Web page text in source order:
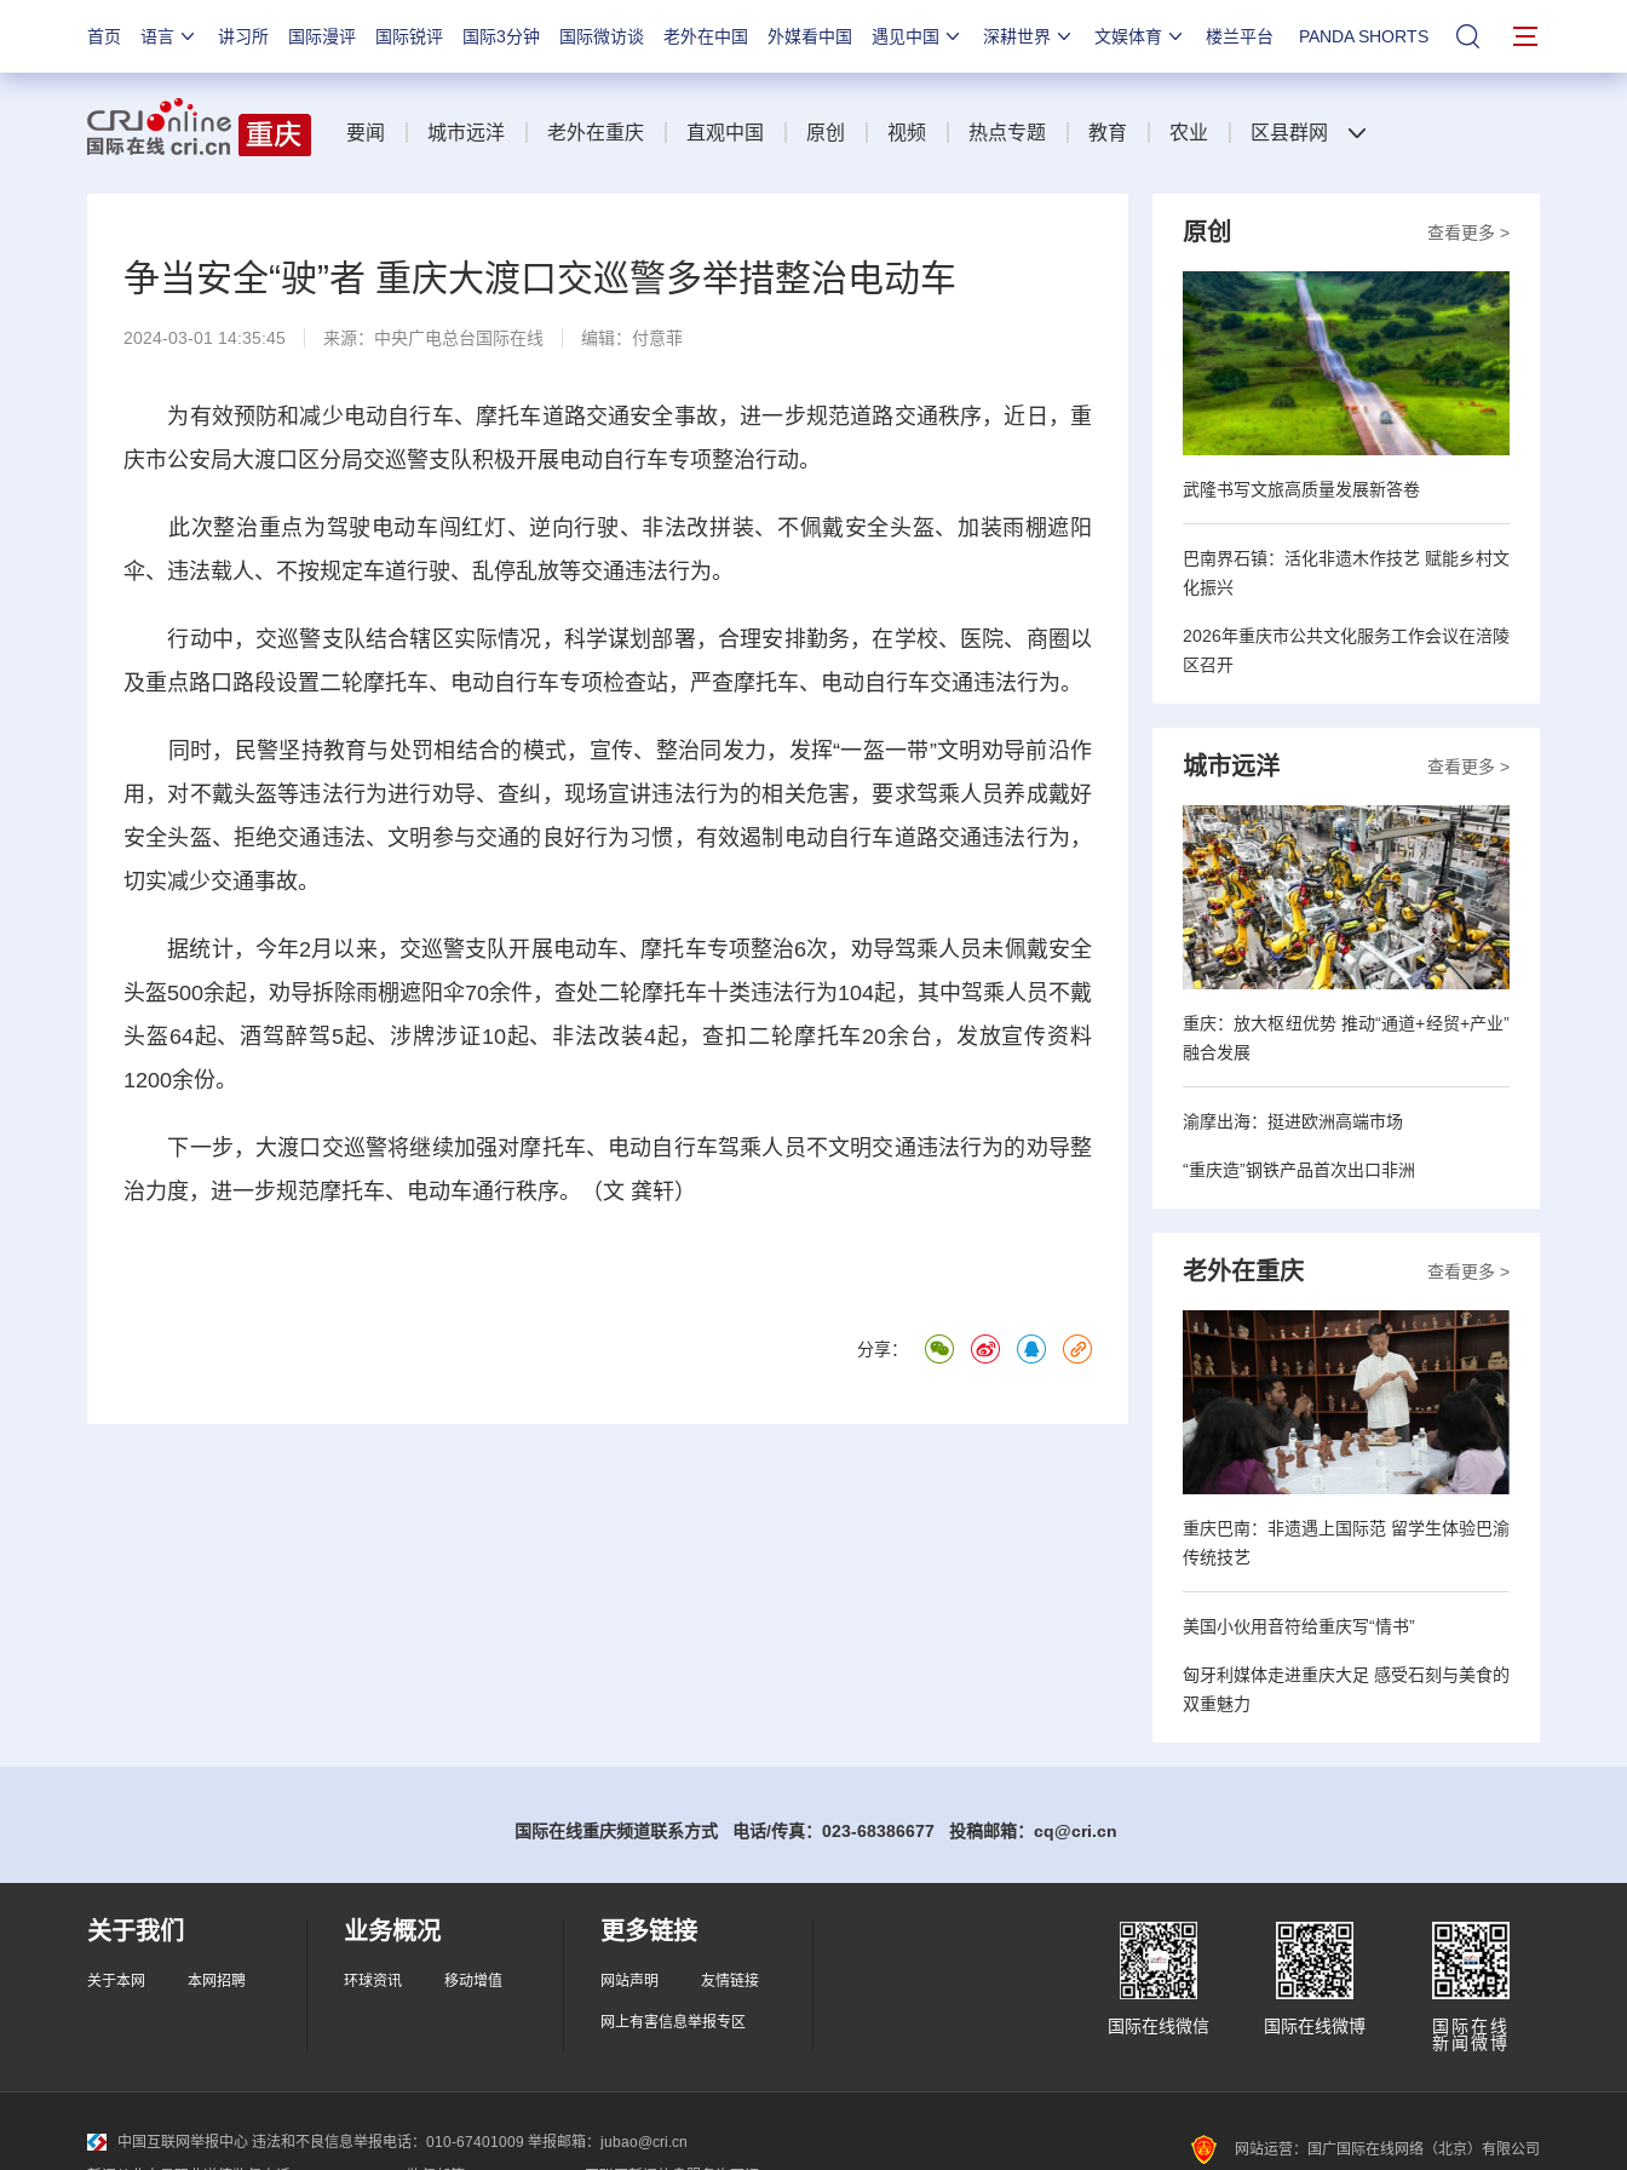
首页 语言 讲习所 国际漫评 国际锐评 国际3分钟 国际微访谈 老外在中国 外媒看中国 遇见中国 深耕世界 文娱体育 楼兰平台 PANDA SHORTS 站内搜索
要闻 城市远洋 老外在重庆 直观中国 原创 视频 热点专题 教育 农业 区县群网
争当安全“驶”者 重庆大渡口交巡警多举措整治电动车
2024-03-01 14:35:45 来源：中央广电总台国际在线 编辑：付意菲
为有效预防和减少电动自行车、摩托车道路交通安全事故，进一步规范道路交通秩序，近日，重
庆市公安局大渡口区分局交巡警支队积极开展电动自行车专项整治行动。
此次整治重点为驾驶电动车闯红灯、逆向行驶、非法改拼装、不佩戴安全头盔、加装雨棚遮阳
伞、违法载人、不按规定车道行驶、乱停乱放等交通违法行为。
行动中，交巡警支队结合辖区实际情况，科学谋划部署，合理安排勤务，在学校、医院、商圈以
及重点路口路段设置二轮摩托车、电动自行车专项检查站，严查摩托车、电动自行车交通违法行为。
同时，民警坚持教育与处罚相结合的模式，宣传、整治同发力，发挥“一盔一带”文明劝导前沿作
用，对不戴头盔等违法行为进行劝导、查纠，现场宣讲违法行为的相关危害，要求驾乘人员养成戴好
安全头盔、拒绝交通违法、文明参与交通的良好行为习惯，有效遏制电动自行车道路交通违法行为，
切实减少交通事故。
据统计，今年2月以来，交巡警支队开展电动车、摩托车专项整治6次，劝导驾乘人员未佩戴安全
头盔500余起，劝导拆除雨棚遮阳伞70余件，查处二轮摩托车十类违法行为104起，其中驾乘人员不戴
头盔64起、酒驾醉驾5起、涉牌涉证10起、非法改装4起，查扣二轮摩托车20余台，发放宣传资料
1200余份。
下一步，大渡口交巡警将继续加强对摩托车、电动自行车驾乘人员不文明交通违法行为的劝导整
治力度，进一步规范摩托车、电动车通行秩序。（文 龚轩）
分享：
查看更多 >
原创
武隆书写文旅高质量发展新答卷
巴南界石镇：活化非遗木作技艺 赋能乡村文
化振兴
2026年重庆市公共文化服务工作会议在涪陵
区召开
查看更多 >
城市远洋
重庆：放大枢纽优势 推动“通道+经贸+产业”
融合发展
渝摩出海：挺进欧洲高端市场
“重庆造”钢铁产品首次出口非洲
查看更多 >
老外在重庆
重庆巴南：非遗遇上国际范 留学生体验巴渝
传统技艺
美国小伙用音符给重庆写“情书”
匈牙利媒体走进重庆大足 感受石刻与美食的
双重魅力
国际在线重庆频道联系方式 电话/传真：023-68386677 投稿邮箱：cq@cri.cn
关于我们
关于本网 本网招聘
业务概况
环球资讯 移动增值
更多链接
网站声明 友情链接
网上有害信息举报专区
国际在线
新闻微博
国际在线微博
国际在线微信
中国互联网举报中心 违法和不良信息举报电话：010-67401009 举报邮箱：jubao@cri.cn
网站运营：国广国际在线网络（北京）有限公司